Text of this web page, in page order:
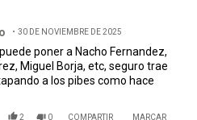
30 DE NOVIEMBRE DE 2025
poner a Nacho Fernandez,
Miguel Borja, etc, seguro trae
a los pibes como hace
2 0 COMPARTIR MARCAR